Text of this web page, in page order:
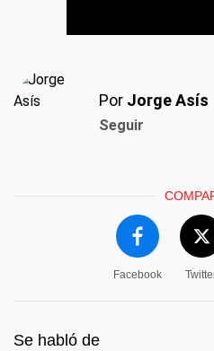
Por Jorge Asís
Seguir
Facebook
Se habló de